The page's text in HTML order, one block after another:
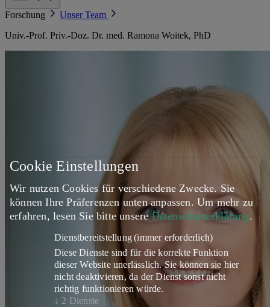
Forschung
Unser Team
Univ.-Prof. Priv.-Doz. Dr. med. Ramona Woitek, PhD
Cookie Einstellungen
Wir nutzen Cookies für verschiedene Zwecke. Sie
können Ihre Präferenzen unten anpassen. Um mehr zu
erfahren, lesen Sie bitte unsereDatenschutzerklärung.
Dienstbereitstellung(immer erforderlich)
Diese Dienste sind für die korrekte Funktion
dieser Website unerlässlich. Sie können sie hier
nicht deaktivieren, da der Dienst sonst nicht
richtig funktionieren würde.
↓ 2 Dienste